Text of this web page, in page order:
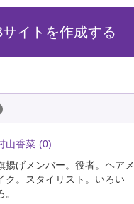
サイトを作成する
山香菜 (0)
揚げメンバー。役者。ヘアメ
ク。スタイリスト。いろい
。